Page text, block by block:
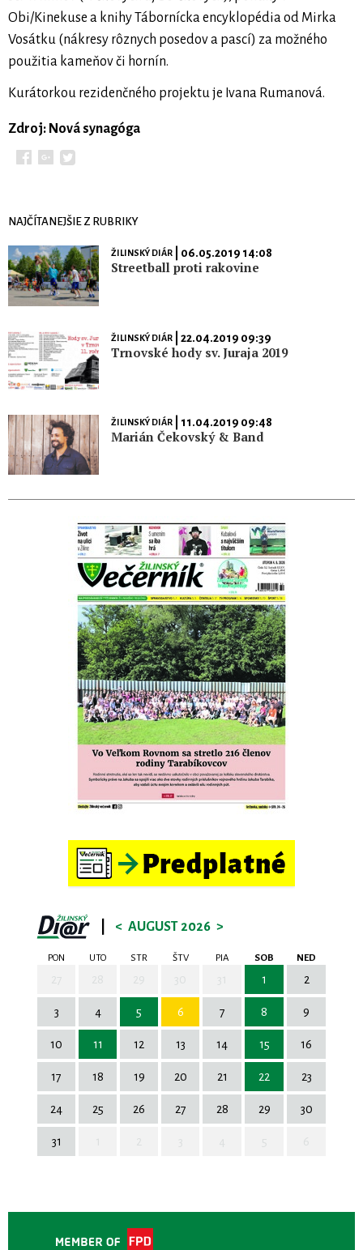
Obi/Kinekuse a knihy Tábornícka encyklopédia od Mirka
Vosátku (nákresy rôznych posedov a pascí) za možného
použitia kameňov či hornín.
Kurátorkou rezidenčného projektu je Ivana Rumanová.
Zdroj: Nová synagóga
NAJČÍTANEJŠIE Z RUBRIKY
ŽILINSKÝ DIÁR| 06.05.2019 14:08
Streetball proti rakovine
ŽILINSKÝ DIÁR| 22.04.2019 09:39
Trnovské hody sv. Juraja 2019
ŽILINSKÝ DIÁR| 11.04.2019 09:48
Marián Čekovský & Band
< AUGUST 2026 >
PON UTO STR ŠTV PIA SOB NED
1 2
3 4 5 6 7 8 9
10 11 12 13 14 15 16
17 18 19 20 21 22 23
24 25 26 27 28 29 30
31